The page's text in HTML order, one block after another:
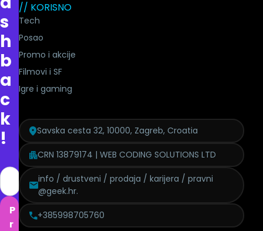
s
h
b
a
c
k
!
P
r
// KORISNO
Tech
Posao
Promo i akcije
Filmovi i SF
Igre i gaming
Savska cesta 32, 10000, Zagreb, Croatia
CRN 13879174 | WEB CODING SOLUTIONS LTD
info / drustveni / prodaja / karijera / pravni
@geek.hr.
+385998705760